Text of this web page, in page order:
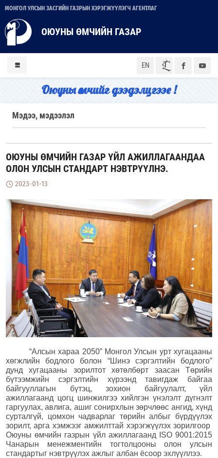
МОНГОЛ УЛСЫН ЗАСГИЙН ГАЗРЫН ХЭРЭГЖҮҮЛЭГЧ АГЕНТЛАГ
ОЮУНЫ ӨМЧИЙН ГАЗАР
EN ᠮᠣᠨ
Оюуны өмчийг дээдэлцгээе !
Мэдээ, мэдээлэл
ОЮУНЫ ӨМЧИЙН ГАЗАР ҮЙЛ АЖИЛЛАГААНДАА
ОЛОН УЛСЫН СТАНДАРТ НЭВТРҮҮЛНЭ.
2023-01-13
“Алсын хараа 2050” Монгол Улсын урт хугацааны
хөгжлийн бодлого болон “Шинэ сэргэлтийн бодлого”
дунд хугацааны зорилтот хөтөлбөрт заасан Төрийн
бүтээмжийн сэргэлтийн хүрээнд тавигдаж байгаа
байгууллагын бүтэц, зохион байгуулалт, үйл
ажиллагаанд цогц шинжилгээ хийлгэн үнэлэлт дүгнэлт
гаргуулах, авлига, ашиг сонирхлын зөрчлөөс ангид, хүнд
сурталгүй, цомхон чадварлаг төрийн албыг бүрдүүлэх
зорилт, арга хэмжээг амжилттай хэрэгжүүлэх зорилгоор
Оюуны өмчийн газрын үйл ажиллагаанд ISO 9001:2015
Чанарын менежментийн тогтолцооны олон улсын
стандартыг нэвтрүүлэх ажлыг албан ёсоор эхлүүллээ.